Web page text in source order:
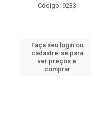
Código: 9233
Faça seu login ou
cadastre-se para
ver preços e
comprar